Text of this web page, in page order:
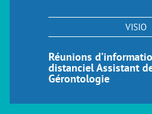
VISIO
Réunions
distanciel Assistant
Gérontologie